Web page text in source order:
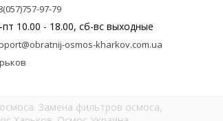
97-79
пт 10.00 - 18.00, сб-вс выходные
osmos-kharkov.com.ua
Замена фильтров осмоса,